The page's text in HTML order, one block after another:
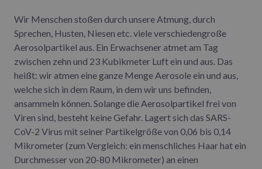
Wir Menschen stoßen durch unsere Atmung, durch
Sprechen, Husten, Niesen etc. viele verschiedengroße
Aerosolpartikel aus. Ein Erwachsener atmet am Tag
zwischen zehn und 23 Kubikmeter Luft ein und aus. Das
heißt: wir atmen eine ganze Menge Aerosole ein und aus,
welche sich in dem Raum, in dem wir uns befinden,
ansammeln können. Solange die Aerosolpartikel frei von
Viren sind, besteht keine Gefahr. Lagert sich das SARS-
CoV-2 Virus mit seiner Partikelgröße von 0,06 bis 0,14
Mikrometer (zum Vergleich: ein menschliches Haar hat ein
Durchmesser von 20-80 Mikrometer) an einen